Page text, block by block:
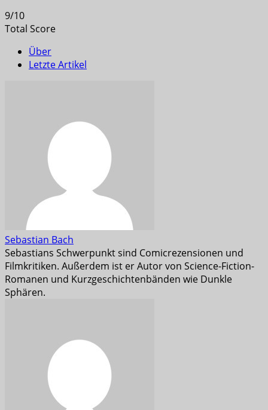
9/10
Total Score
Über
Letzte Artikel
Sebastian Bach
Sebastians Schwerpunkt sind Comicrezensionen und
Filmkritiken. Außerdem ist er Autor von Science-Fiction-
Romanen und Kurzgeschichtenbänden wie Dunkle
Sphären.